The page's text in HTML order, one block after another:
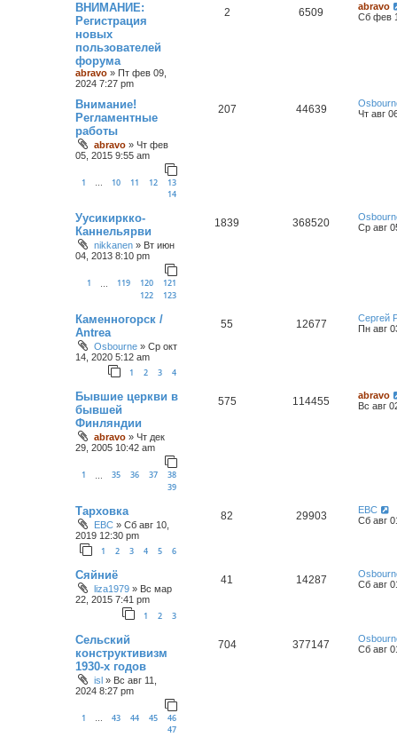
ВНИМАНИЕ:
Регистрация
новых
пользователей
форума
abravo » Пт фев 09,
2024 7:27 pm
2 6509
abravo
Сб фев
Внимание!
Регламентные
работы
abravo » Чт фев
05, 2015 9:55 am
1 … 10 11 12
13
14
207 44639
Чт авг
Уусикиркко-
Каннельярви
nikkanen » Вт июн
04, 2013 8:10 pm
1 119 120
121
122
123
1839 368520
Ср авг
Каменногорск /
Antrea
Osbourne » Ср окт
14, 2020 5:12 am
1 2 3 4
55 12677
Сергей
Пн авг
Бывшие церкви в
бывшей
Финляндии
abravo » Чт дек
29, 2005 10:42 am
1 35 36 37
38
39
575 114455
abravo
Вс авг
Тарховка
ЕВС » Сб авг 10,
2019 12:30 pm
1 2 3 4 5 6
82 29903
ЕВС
Сб авг
Сяйниё
liza1979 » Вс мар
22, 2015 7:41 pm
1 2 3
41 14287
Сб авг
Сельский
конструктивизм
1930-х годов
isl » Вс авг 11,
2024 8:27 pm
1 … 43 44 45
46
47
704 377147
Сб авг